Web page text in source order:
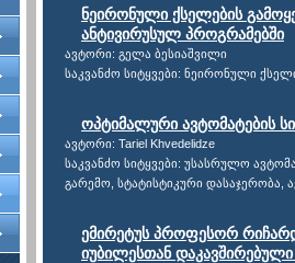
ნეირონული ქსელების
ანტივირუსულ პროგრამებში
ავტორი: გელა ბესიაშვილი
საკვანძო სიტყვები: ნეირონული
ოპტიმალური ავტომატების
ავტორი: Tariel Khvedelidze
საკვანძო სიტყვები: უსასრულო
გარემო, სტატისტიკური დასაჯერობა,
ემირეტუს პროფესორ
იუბილესთან